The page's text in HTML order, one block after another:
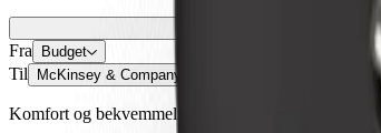
Fra Budget
Til McKinsey & Company
Komfort og bekvemmelighet er bare noen trykk unna!